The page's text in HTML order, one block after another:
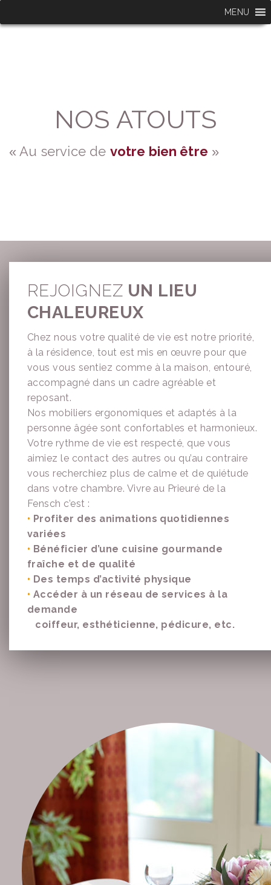
MENU
NOS ATOUTS
Au service de votre bien être
REJOIGNEZ UN LIEU
CHALEUREUX
Chez nous votre qualité de vie est notre priorité,
à la résidence, tout est mis en œuvre pour que
vous vous sentiez comme à la maison, entouré,
accompagné dans un cadre agréable et
reposant.
Nos mobiliers ergonomiques et adaptés à la
personne âgée sont confortables et harmonieux.
Votre rythme de vie est respecté, que vous
aimiez le contact des autres ou qu’au contraire
vous recherchiez plus de calme et de quiétude
dans votre chambre. Vivre au Prieuré de la
Fensch c’est :
• Profiter des animations quotidiennes
variées
• Bénéficier d’une cuisine gourmande
fraîche et de qualité
• Des temps d’activité physique
• Accéder à un réseau de services à la
demande
coiffeur, esthéticienne, pédicure, etc.